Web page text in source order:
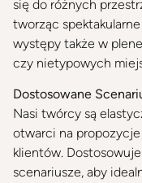
się do różnych
tworząc spektakularne
występy także w
czy nietypowych
Dostosowane
Nasi twórcy są
otwarci na propozycje
klientów.
scenariusze, aby